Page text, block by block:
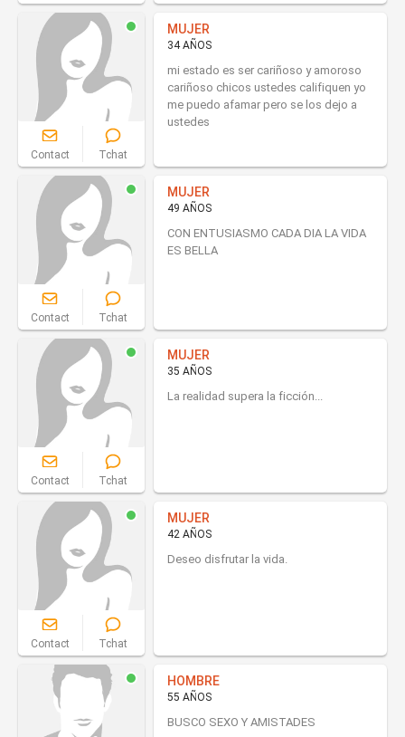
Contact Tchat
MUJER
34 AÑOS
mi estado es ser cariñoso y amoroso
cariñoso chicos ustedes califiquen yo
me puedo afamar pero se los dejo a
ustedes
Contact Tchat
MUJER
49 AÑOS
CON ENTUSIASMO CADA DIA LA VIDA
ES BELLA
Contact Tchat
MUJER
35 AÑOS
La realidad supera la ficción...
Contact Tchat
MUJER
42 AÑOS
Deseo disfrutar la vida.
HOMBRE
55 AÑOS
BUSCO SEXO Y AMISTADES